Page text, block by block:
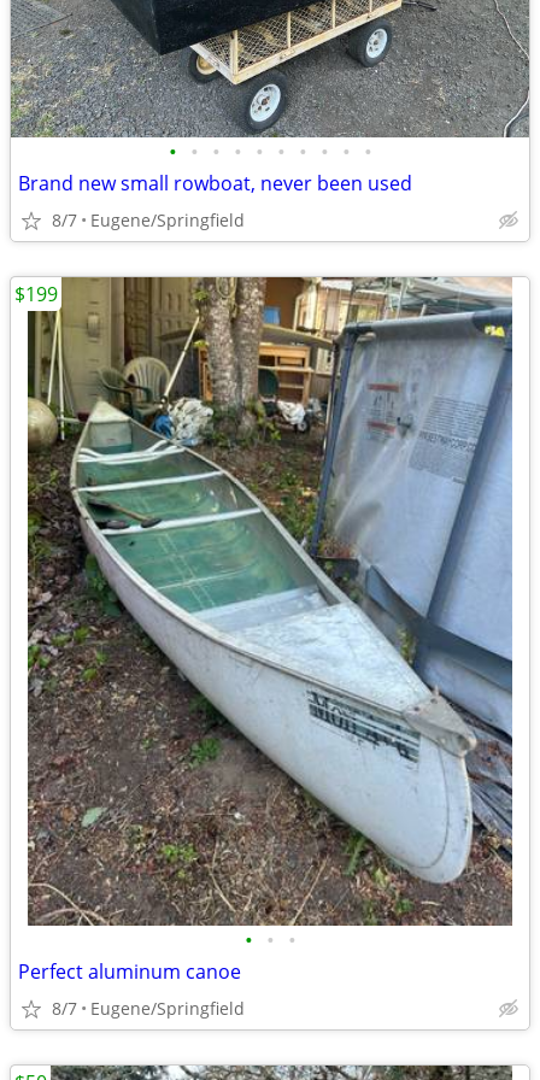
• • • • • • • • • •
Brand new small rowboat, never been used
8/7 Eugene/Springfield
• • •
Perfect aluminum canoe
8/7 Eugene/Springfield
$199